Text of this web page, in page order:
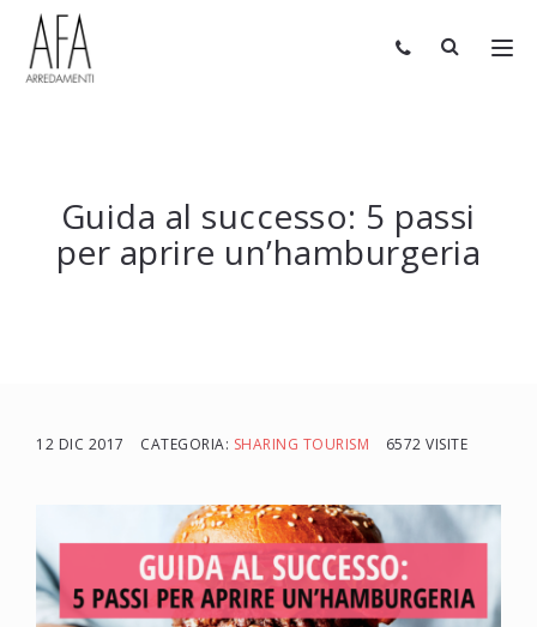
Guida al successo: 5 passi
per aprire un’hamburgeria
12 DIC 2017 CATEGORIA: SHARING TOURISM 6572 VISITE